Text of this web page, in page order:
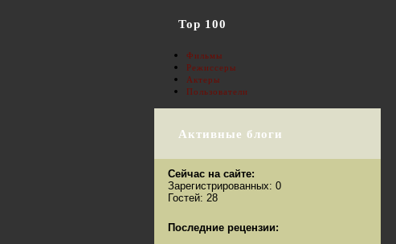
Top 100
Фильмы
Режиссеры
Актеры
Пользователи
Активные блоги
Сейчас на сайте:
Зарегистрированных: 0
Гостей: 28
Последние рецензии: